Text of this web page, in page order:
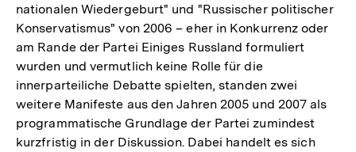
nationalen Wiedergeburt" und "Russischer politischer
Konservatismus" von 2006 – eher in Konkurrenz oder
am Rande der Partei Einiges Russland formuliert
wurden und vermutlich keine Rolle für die
innerparteiliche Debatte spielten, standen zwei
weitere Manifeste aus den Jahren 2005 und 2007 als
programmatische Grundlage der Partei zumindest
kurzfristig in der Diskussion. Dabei handelt es sich